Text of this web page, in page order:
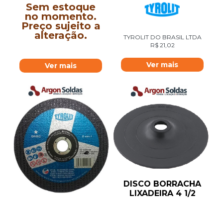
Sem estoque
no momento.
Preço sujeito a
alteração.
Ver mais
TYROLIT DO BRASIL LTDA
R$21,02
Ver mais
DISCO BORRACHA
LIXADEIRA 4 1/2